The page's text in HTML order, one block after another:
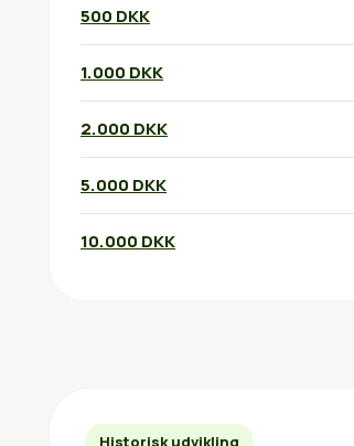
500 DKK
1.000 DKK
2.000 DKK
5.000 DKK
10.000 DKK
Historisk udvikling